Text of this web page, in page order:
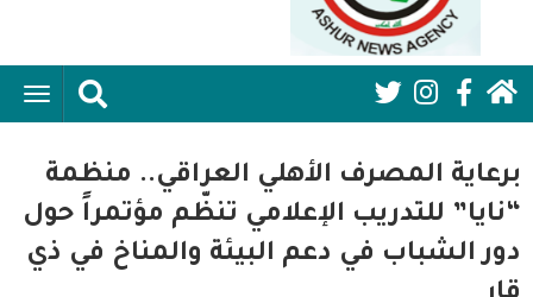
Social
Media:
Header
برعاية المصرف الأهلي العراقي.. منظمة
“نايا” للتدريب الإعلامي تنظّم مؤتمراً حول
دور الشباب في دعم البيئة والمناخ في ذي
الرئيسية
اقتصاد واعمال
امنية